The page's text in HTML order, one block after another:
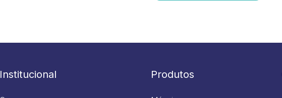
Institucional Produtos